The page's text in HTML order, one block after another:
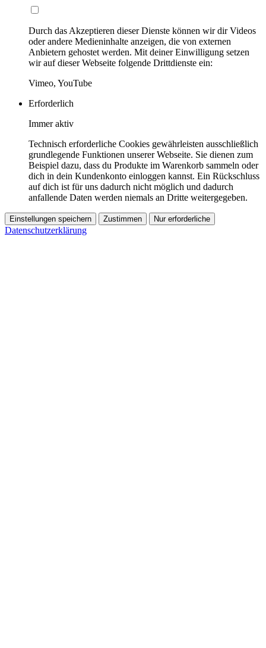
Durch das Akzeptieren dieser Dienste können wir dir Videos
oder andere Medieninhalte anzeigen, die von externen
Anbietern gehostet werden. Mit deiner Einwilligung setzen
wir auf dieser Webseite folgende Drittdienste ein:
Vimeo, YouTube
Erforderlich
Immer aktiv
Technisch erforderliche Cookies gewährleisten ausschließlich
grundlegende Funktionen unserer Webseite. Sie dienen zum
Beispiel dazu, dass du Produkte im Warenkorb sammeln oder
dich in dein Kundenkonto einloggen kannst. Ein Rückschluss
auf dich ist für uns dadurch nicht möglich und dadurch
anfallende Daten werden niemals an Dritte weitergegeben.
Einstellungen speichern Zustimmen Nur erforderliche
Datenschutzerklärung